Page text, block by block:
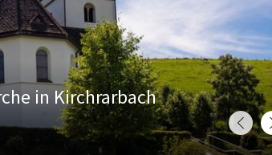
in Kirchrarbach